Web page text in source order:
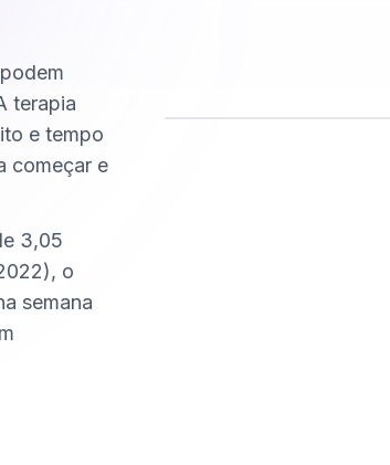
terapia
e tempo
começar e
3,05
o
semana